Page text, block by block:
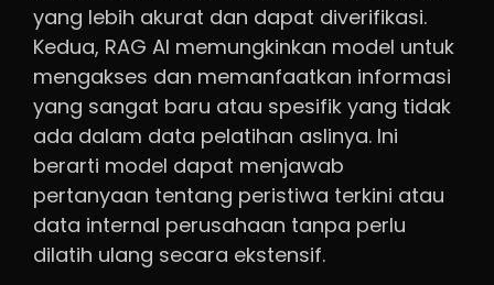
yang lebih akurat dan dapat diverifikasi.
Kedua, RAG AI memungkinkan model untuk
mengakses dan memanfaatkan informasi
yang sangat baru atau spesifik yang tidak
ada dalam data pelatihan aslinya. Ini
berarti model dapat menjawab
pertanyaan tentang peristiwa terkini atau
data internal perusahaan tanpa perlu
dilatih ulang secara ekstensif.